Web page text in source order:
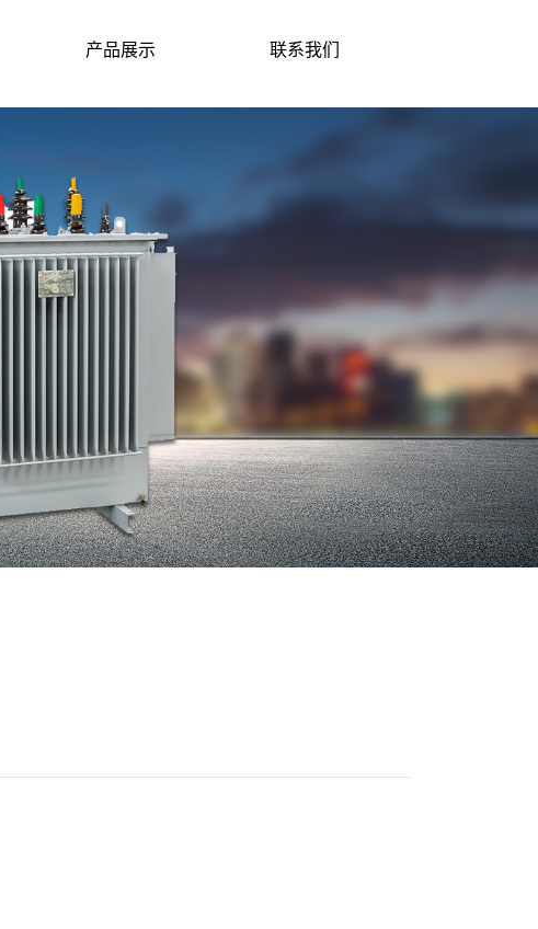
产品展示 联系我们